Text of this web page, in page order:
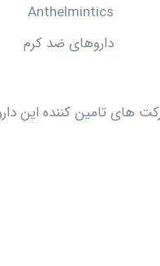
Anthelmintics
داروهای ضد کرم
های تامین کننده این